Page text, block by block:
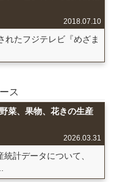
2018.07.10
れたフジテレビ『めざま
ス
菜、果物、花きの生産
2026.03.31
計データについて、